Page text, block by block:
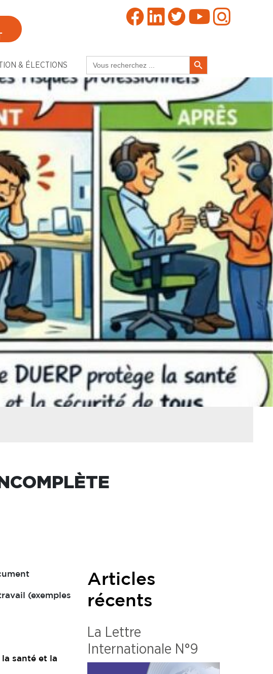
& ÉLECTIONS
for:
Search Button
(exemples
santé et la
Articles
récents
La Lettre
Internationale N°9